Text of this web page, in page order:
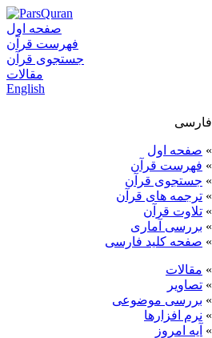
صفحه اول
فهرست قرآن
جستجوی قرآن
مقالات
English
فارسی
» صفحه اول
» فهرست قرآن
» جستجوی قرآن
» ترجمه های قرآن
» تلاوت قرآن
» بررسی آماری
» صفحه کلید فارسی
» مقالات
» تصاویر
» بررسی موضوعی
» نرم افزارها
» آيه امروز